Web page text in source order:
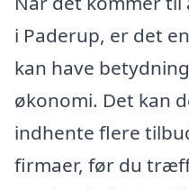
i Paderup, er det
kan have
økonomi. Det kan
indhente flere
firmaer, før du